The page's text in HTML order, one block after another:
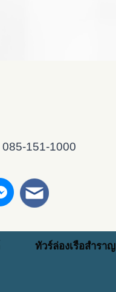
085-151-1000
ทัวร์ล่องเรือสำราญ